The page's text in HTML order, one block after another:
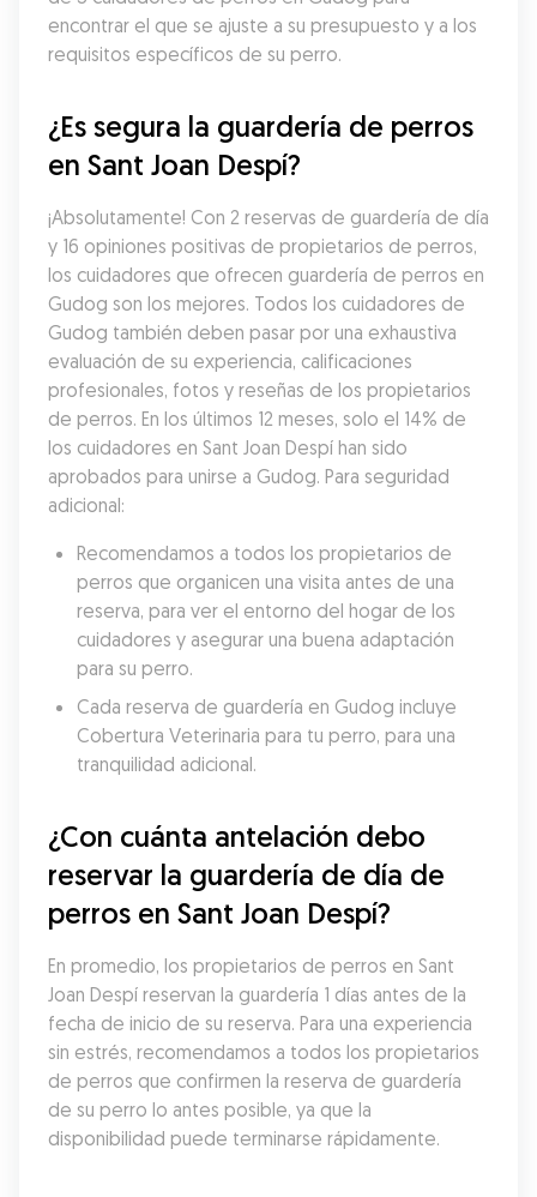
encontrar el que se ajuste a su presupuesto y a los
requisitos específicos de su perro.
¿Es segura la guardería de perros
en Sant Joan Despí?
¡Absolutamente! Con 2 reservas de guardería de día
y 16 opiniones positivas de propietarios de perros,
los cuidadores que ofrecen guardería de perros en
Gudog son los mejores. Todos los cuidadores de
Gudog también deben pasar por una exhaustiva
evaluación de su experiencia, calificaciones
profesionales, fotos y reseñas de los propietarios
de perros. En los últimos 12 meses, solo el 14% de
los cuidadores en Sant Joan Despí han sido
aprobados para unirse a Gudog. Para seguridad
adicional:
Recomendamos a todos los propietarios de
perros que organicen una visita antes de una
reserva, para ver el entorno del hogar de los
cuidadores y asegurar una buena adaptación
para su perro.
Cada reserva de guardería en Gudog incluye
Cobertura Veterinaria para tu perro, para una
tranquilidad adicional.
¿Con cuánta antelación debo
reservar la guardería de día de
perros en Sant Joan Despí?
En promedio, los propietarios de perros en Sant
Joan Despí reservan la guardería 1 días antes de la
fecha de inicio de su reserva. Para una experiencia
sin estrés, recomendamos a todos los propietarios
de perros que confirmen la reserva de guardería
de su perro lo antes posible, ya que la
disponibilidad puede terminarse rápidamente.